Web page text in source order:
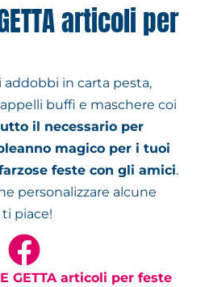
articoli per
in carta pesta,
buffi e maschere coi
il necessario per
magico per i tuoi
feste con gli amici.
personalizzare alcune
piace!
GETTA articoli per feste